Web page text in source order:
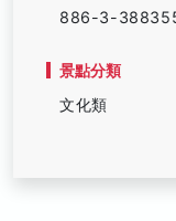
886-3-
景點分類
文化類